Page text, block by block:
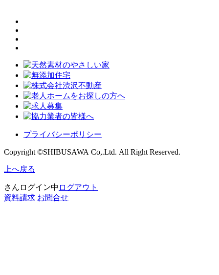
プライバシーポリシー
Copyright ©SHIBUSAWA Co,.Ltd. All Right Reserved.
上へ戻る
さんログイン中 ログアウト
資料請求 お問合せ